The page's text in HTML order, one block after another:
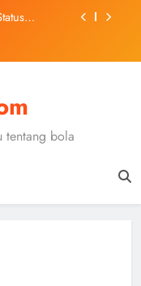
Tes
Tes
Malang
tentang bola